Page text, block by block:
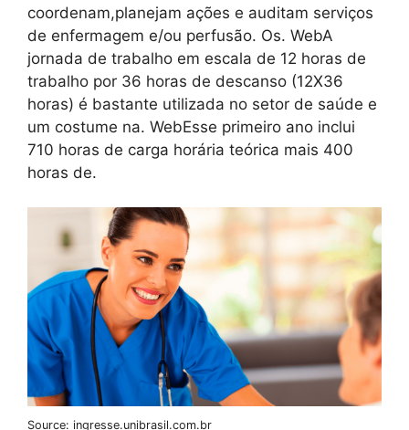
coordenam,planejam ações e auditam serviços
de enfermagem e/ou perfusão. Os. WebA
jornada de trabalho em escala de 12 horas de
trabalho por 36 horas de descanso (12X36
horas) é bastante utilizada no setor de saúde e
um costume na. WebEsse primeiro ano inclui
710 horas de carga horária teórica mais 400
horas de.
Source: ingresse.unibrasil.com.br